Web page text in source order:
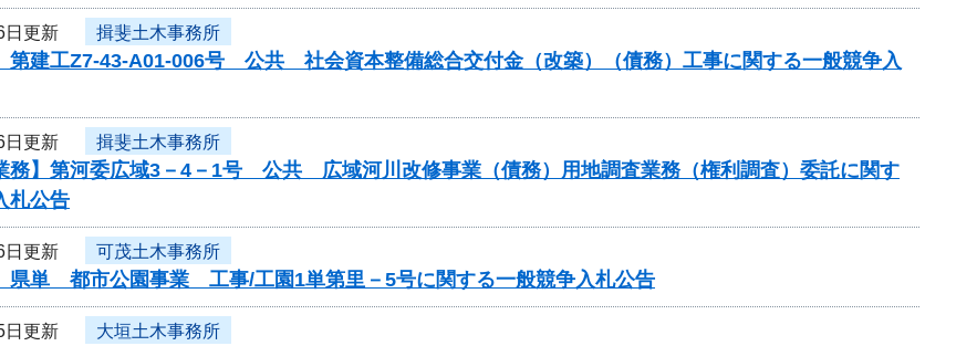
日更新 揖斐土木事務所
第建工Z7-43-A01-006号 公共 社会資本整備総合交付金（改築）（債務）工事に関する一般競争入
日更新 揖斐土木事務所
務】第河委広域3－4－1号 公共 広域河川改修事業（債務）用地調査業務（権利調査）委託に関す
札公告
日更新 可茂土木事務所
県単 都市公園事業 工事/工園1単第里－5号に関する一般競争入札公告
日更新 大垣土木事務所